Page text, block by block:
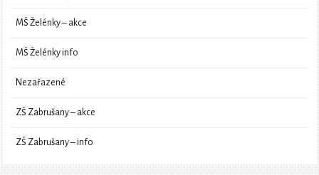
MŠ Želénky – akce
MŠ Želénky info
Nezařazené
ZŠ Zabrušany – akce
ZŠ Zabrušany – info